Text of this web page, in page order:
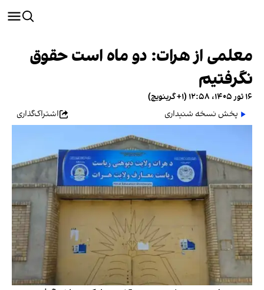
معلمی از هرات: دو ماه است حقوق
نگرفتیم
۱۶ ثور ۱۴۰۵، ۱۲:۵۸ (‎+۱ گرینویچ)
پخش نسخه شنیداری
اشتراک‌گذاری